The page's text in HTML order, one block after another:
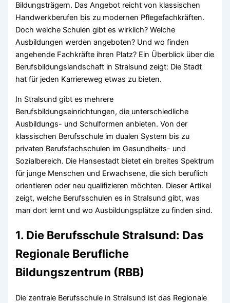
Bildungsträgern. Das Angebot reicht von klassischen
Handwerkberufen bis zu modernen Pflegefachkräften.
Doch welche Schulen gibt es wirklich? Welche
Ausbildungen werden angeboten? Und wo finden
angehende Fachkräfte ihren Platz? Ein Überblick über die
Berufsbildungslandschaft in Stralsund zeigt: Die Stadt
hat für jeden Karriereweg etwas zu bieten.
In Stralsund gibt es mehrere
Berufsbildungseinrichtungen, die unterschiedliche
Ausbildungs- und Schulformen anbieten. Von der
klassischen Berufsschule im dualen System bis zu
privaten Berufsfachschulen im Gesundheits- und
Sozialbereich. Die Hansestadt bietet ein breites Spektrum
für junge Menschen und Erwachsene, die sich beruflich
orientieren oder neu qualifizieren möchten. Dieser Artikel
zeigt, welche Berufsschulen es in Stralsund gibt, was
man dort lernt und wo Ausbildungsplätze zu finden sind.
1. Die Berufsschule Stralsund: Das
Regionale Berufliche
Bildungszentrum (RBB)
Die zentrale Berufsschule in Stralsund ist das Regionale